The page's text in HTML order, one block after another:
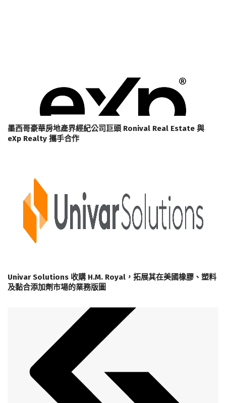
墨西哥豪華房地產界經紀公司巨頭 Ronival Real Estate 與
eXp Realty 攜手合作
Univar Solutions 收購 H.M. Royal，拓展其在美國橡膠、塑料
及黏合添加劑市場的業務版圖